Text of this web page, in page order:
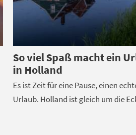
So viel Spaß macht ein
in Holland
Es ist Zeit für eine Pause, einen
Urlaub. Holland ist gleich um die